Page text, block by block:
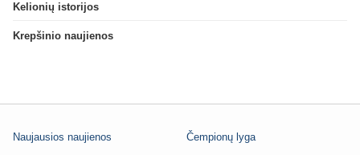
Kelionių istorijos
Krepšinio naujienos
Naujausios naujienos Čempionų lyga